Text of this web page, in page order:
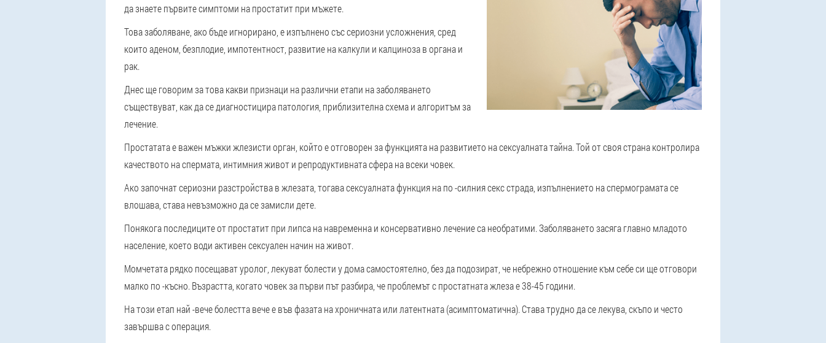
да знаете първите симптоми на простатит при мъжете.
Това заболяване, ако бъде игнорирано, е изпълнено със сериозни усложнения, сред
които аденом, безплодие, импотентност, развитие на калкули и калциноза в органа и
рак.
Днес ще говорим за това какви признаци на различни етапи на заболяването
съществуват, как да се диагностицира патология, приблизителна схема и алгоритъм за
лечение.
Простатата е важен мъжки жлезисти орган, който е отговорен за функцията на развитието на сексуалната тайна. Той от своя страна контролира
качеството на спермата, интимния живот и репродуктивната сфера на всеки човек.
Ако започнат сериозни разстройства в жлезата, тогава сексуалната функция на по -силния секс страда, изпълнението на спермограмата се
влошава, става невъзможно да се замисли дете.
Понякога последиците от простатит при липса на навременна и консервативно лечение са необратими. Заболяването засяга главно младото
население, което води активен сексуален начин на живот.
Момчетата рядко посещават уролог, лекуват болести у дома самостоятелно, без да подозират, че небрежно отношение към себе си ще отговори
малко по -късно. Възрастта, когато човек за първи път разбира, че проблемът с простатната жлеза е 38-45 години.
На този етап най -вече болестта вече е във фазата на хроничната или латентната (асимптоматична). Става трудно да се лекува, скъпо и често
завършва с операция.